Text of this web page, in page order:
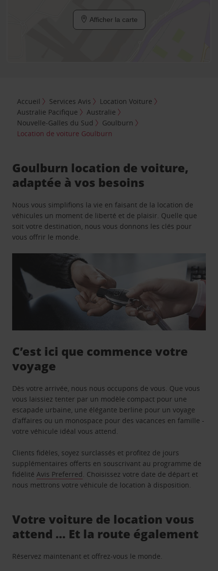
Afficher la carte
Accueil Services Avis
Location Voiture
Australie Pacifique
Australie
Nouvelle-Galles du Sud
Goulburn
Location de voiture Goulburn
Goulburn location de voiture,
adaptée à vos besoins
Nous vous simplifions la vie en faisant de la location de
véhicules un moment de liberté et de plaisir. Quelle que
soit votre destination, nous vous donnons les clés pour
vous offrir le monde.
C’est ici que commence votre
voyage
Dès votre arrivée, nous nous occupons de vous. Que vous
vous laissiez tenter par un modèle compact pour une
escapade urbaine, une élégante berline pour un voyage
d’affaires ou un monospace pour des vacances en famille -
votre véhicule idéal vous attend.
Clients fidèles, soyez surclassés et profitez de jours
supplémentaires offerts en souscrivant au programme de
fidélitéAvis Preferred. Choisissez votre date de départ et
nous mettrons votre véhicule de location à disposition.
Votre voiture de location vous
attend … Et la route également
Réservez maintenant et offrez-vous le monde.